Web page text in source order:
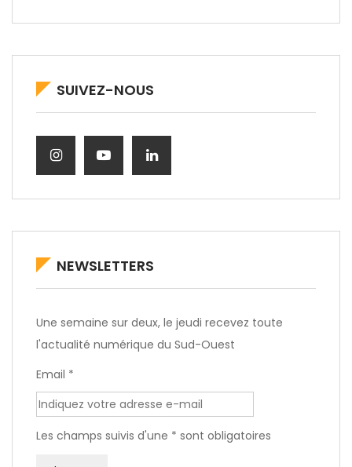
SUIVEZ-NOUS
NEWSLETTERS
Une semaine sur deux, le jeudi recevez toute
l'actualité numérique du Sud-Ouest
Email *
Les champs suivis d'une * sont obligatoires